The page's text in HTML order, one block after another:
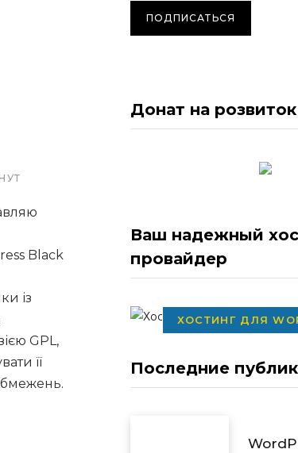
Black
із
GPL,
її
Донат на
Ваш надежный
провайдер
ХОСТИНГ ДЛЯ
Последние